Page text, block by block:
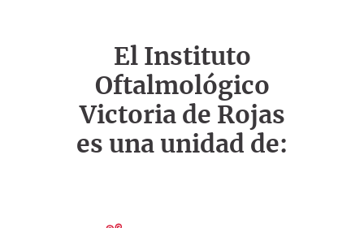
El Instituto
Oftalmológico
Victoria de Rojas
es una unidad de: